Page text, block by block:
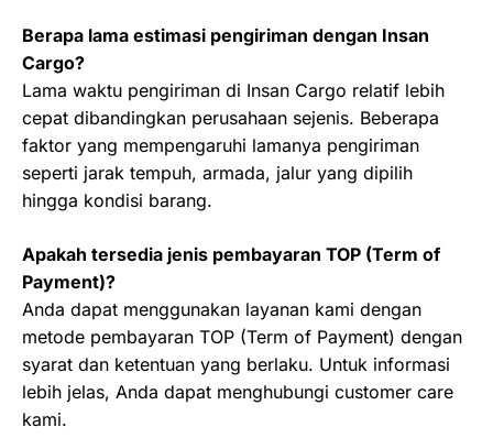
Berapa lama estimasi pengiriman dengan Insan
Cargo?
Lama waktu pengiriman di Insan Cargo relatif lebih
cepat dibandingkan perusahaan sejenis. Beberapa
faktor yang mempengaruhi lamanya pengiriman
seperti jarak tempuh, armada, jalur yang dipilih
hingga kondisi barang.
Apakah tersedia jenis pembayaran TOP (Term of
Payment)?
Anda dapat menggunakan layanan kami dengan
metode pembayaran TOP (Term of Payment) dengan
syarat dan ketentuan yang berlaku. Untuk informasi
lebih jelas, Anda dapat menghubungi customer care
kami.